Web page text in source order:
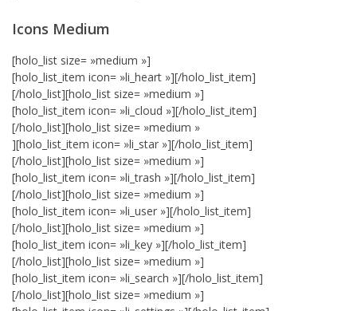
Icons Medium
[holo_list size= »medium »]
[holo_list_item icon= »li_heart »][/holo_list_item]
[/holo_list][holo_list size= »medium »]
[holo_list_item icon= »li_cloud »][/holo_list_item]
[/holo_list][holo_list size= »medium »
][holo_list_item icon= »li_star »][/holo_list_item]
[/holo_list][holo_list size= »medium »]
[holo_list_item icon= »li_trash »][/holo_list_item]
[/holo_list][holo_list size= »medium »]
[holo_list_item icon= »li_user »][/holo_list_item]
[/holo_list][holo_list size= »medium »]
[holo_list_item icon= »li_key »][/holo_list_item]
[/holo_list][holo_list size= »medium »]
[holo_list_item icon= »li_search »][/holo_list_item]
[/holo_list][holo_list size= »medium »]